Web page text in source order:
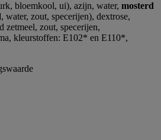
bloemkool, ui), azijn, water, mosterd
, water, zout, specerijen), dextrose,
zetmeel, zout, specerijen,
kleurstoffen: E102* en E110*,